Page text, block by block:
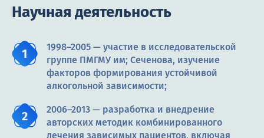
Научная деятельность
1998–2005 — участие в исследовательской
группе ПМГМУ им; Сеченова, изучение
факторов формирования устойчивой
алкогольной зависимости;
2006–2013 — разработка и внедрение
авторских методик комбинированного
лечения зависимых пациентов, включая